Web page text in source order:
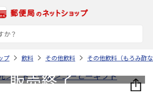
プ 飲料 その他飲料 その他飲料（もろみ酢